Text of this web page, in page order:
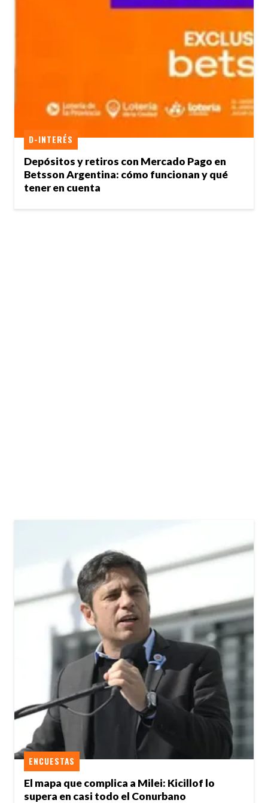
Depósitos y retiros con Mercado Pago en
Betsson Argentina: cómo funcionan y qué
tener en cuenta
D-INTERÉS
El mapa que complica a Milei: Kicillof lo
supera en casi todo el Conurbano
ENCUESTAS